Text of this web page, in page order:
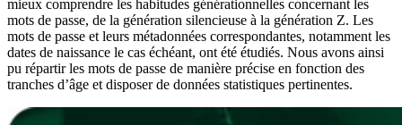
mieux comprendre les habitudes générationnelles concernant les
mots de passe, de la génération silencieuse à la génération Z. Les
mots de passe et leurs métadonnées correspondantes, notamment les
dates de naissance le cas échéant, ont été étudiés. Nous avons ainsi
pu répartir les mots de passe de manière précise en fonction des
tranches d’âge et disposer de données statistiques pertinentes.